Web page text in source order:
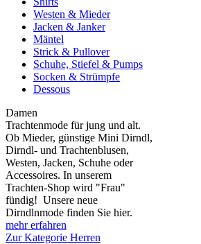
Westen & Mieder
Jacken & Janker
Mäntel
Strick & Pullover
Schuhe, Stiefel & Pumps
Socken & Strümpfe
Dessous
Damen
Trachtenmode für jung und alt.
Ob Mieder, günstige Mini Dirndl,
Dirndl- und Trachtenblusen,
Westen, Jacken, Schuhe oder
Accessoires. In unserem
Trachten-Shop wird "Frau"
fündig! Unsere neue
Dirndlnmode finden Sie hier.
mehr erfahren
Zur Kategorie Herren